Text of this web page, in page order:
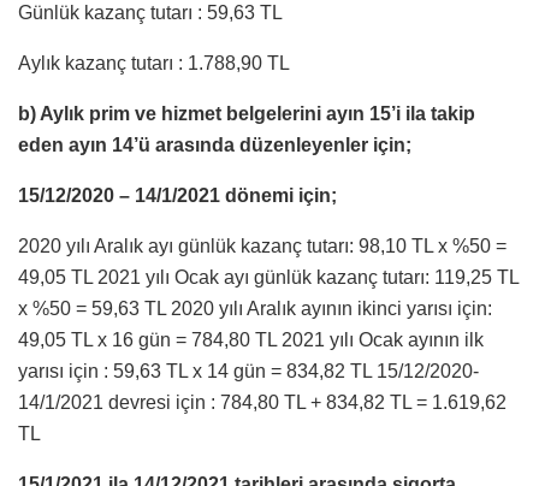
Günlük kazanç tutarı : 59,63 TL
Aylık kazanç tutarı : 1.788,90 TL
b) Aylık prim ve hizmet belgelerini ayın 15’i ila takip
eden ayın 14’ü arasında düzenleyenler için;
15/12/2020 – 14/1/2021 dönemi için;
2020 yılı Aralık ayı günlük kazanç tutarı: 98,10 TL x %50 =
49,05 TL 2021 yılı Ocak ayı günlük kazanç tutarı: 119,25 TL
x %50 = 59,63 TL 2020 yılı Aralık ayının ikinci yarısı için:
49,05 TL x 16 gün = 784,80 TL 2021 yılı Ocak ayının ilk
yarısı için : 59,63 TL x 14 gün = 834,82 TL 15/12/2020-
14/1/2021 devresi için : 784,80 TL + 834,82 TL = 1.619,62
TL